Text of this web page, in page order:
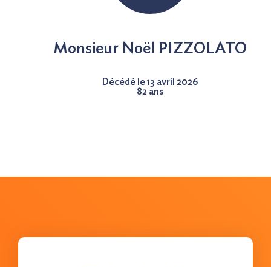
Monsieur Noël PIZZOLATO
Décédé le 13 avril 2026
82 ans